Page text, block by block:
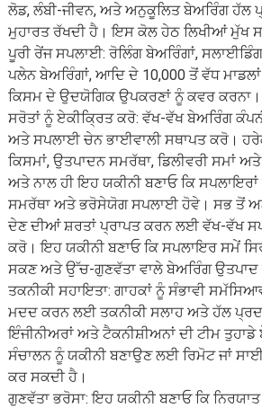
ਲੋਡ, ਲੰਬੀ-ਜੀਵਨ, ਅਤੇ ਅਨੁਕੂਲਿਤ ਬੇਅਰਿੰਗ ਹੱਲ
ਮੁਹਾਰਤ ਰੱਖਦੀ ਹੈ। ਇਸ ਕੋਲ ਹੇਠ ਲਿਖੀਆਂ ਮੁੱਖ
ਪੂਰੀ ਰੇਂਜ ਸਪਲਾਈ: ਰੋਲਿੰਗ ਬੇਅਰਿੰਗਾਂ,
ਪਲੇਨ ਬੇਅਰਿੰਗਾਂ, ਆਦਿ ਦੇ 10,000 ਤੋਂ ਵੱਧ
ਕਿਸਮ ਦੇ ਉਦਯੋਗਿਕ ਉਪਕਰਣਾਂ ਨੂੰ ਕਵਰ ਕਰਨਾ।
ਸਰੋਤਾਂ ਨੂੰ ਏਕੀਕ੍ਰਿਤ ਕਰੋ: ਵੱਖ-ਵੱਖ ਬੇਅਰਿੰਗ
ਅਤੇ ਸਪਲਾਈ ਚੇਨ ਭਾਈਵਾਲੀ ਸਥਾਪਤ ਕਰੋ।
ਕਿਸਮਾਂ, ਉਤਪਾਦਨ ਸਮਰੱਥਾ, ਡਿਲੀਵਰੀ ਸਮਾਂ
ਅਤੇ ਨਾਲ ਹੀ ਇਹ ਯਕੀਨੀ ਬਣਾਓ ਕਿ
ਸਮਰੱਥਾ ਅਤੇ ਭਰੋਸੇਯੋਗ ਸਪਲਾਈ ਹੋਵੇ। ਸਭ ਤੋਂ
ਦੇਣ ਦੀਆਂ ਸ਼ਰਤਾਂ ਪ੍ਰਾਪਤ ਕਰਨ ਲਈ ਵੱਖ-ਵੱਖ
ਕਰੋ। ਇਹ ਯਕੀਨੀ ਬਣਾਓ ਕਿ ਸਪਲਾਇਰ ਸਮੇਂ
ਸਕਣ ਅਤੇ ਉੱਚ-ਗੁਣਵੱਤਾ ਵਾਲੇ ਬੇਅਰਿੰਗ ਉਤਪਾਦ
ਤਕਨੀਕੀ ਸਹਾਇਤਾ: ਗਾਹਕਾਂ ਨੂੰ ਸੰਭਾਵੀ
ਮਦਦ ਕਰਨ ਲਈ ਤਕਨੀਕੀ ਸਲਾਹ ਅਤੇ ਹੱਲ
ਇੰਜੀਨੀਅਰਾਂ ਅਤੇ ਟੈਕਨੀਸ਼ੀਅਨਾਂ ਦੀ ਟੀਮ
ਸੰਚਾਲਨ ਨੂੰ ਯਕੀਨੀ ਬਣਾਉਣ ਲਈ ਰਿਮੋਟ ਜਾਂ
ਕਰ ਸਕਦੀ ਹੈ।
ਗੁਣਵੱਤਾ ਭਰੋਸਾ: ਇਹ ਯਕੀਨੀ ਬਣਾਓ ਕਿ